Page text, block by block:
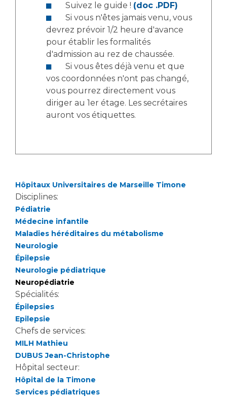
Les recherches en santé à l’AP-HM
Lieu de santé sans tabac
Suivez le guide ! (doc .PDF)
devrez prévoir 1/2 heure d'avance
pour établir les formalités
d'admission au rez de chaussée.
vos coordonnées n'ont pas changé,
vous pourrez directement vous
diriger au 1er étage. Les secrétaires
auront vos étiquettes.
Hôpitaux Universitaires de Marseille Timone
Disciplines:
Pédiatrie
Médecine infantile
Maladies héréditaires du métabolisme
Neurologie
Épilepsie
Neurologie pédiatrique
Neuropédiatrie
Spécialités:
Épilepsies
Epilepsie
Chefs de services:
MILH Mathieu
DUBUS Jean-Christophe
Hôpital secteur:
Hôpital de la Timone
Services pédiatriques